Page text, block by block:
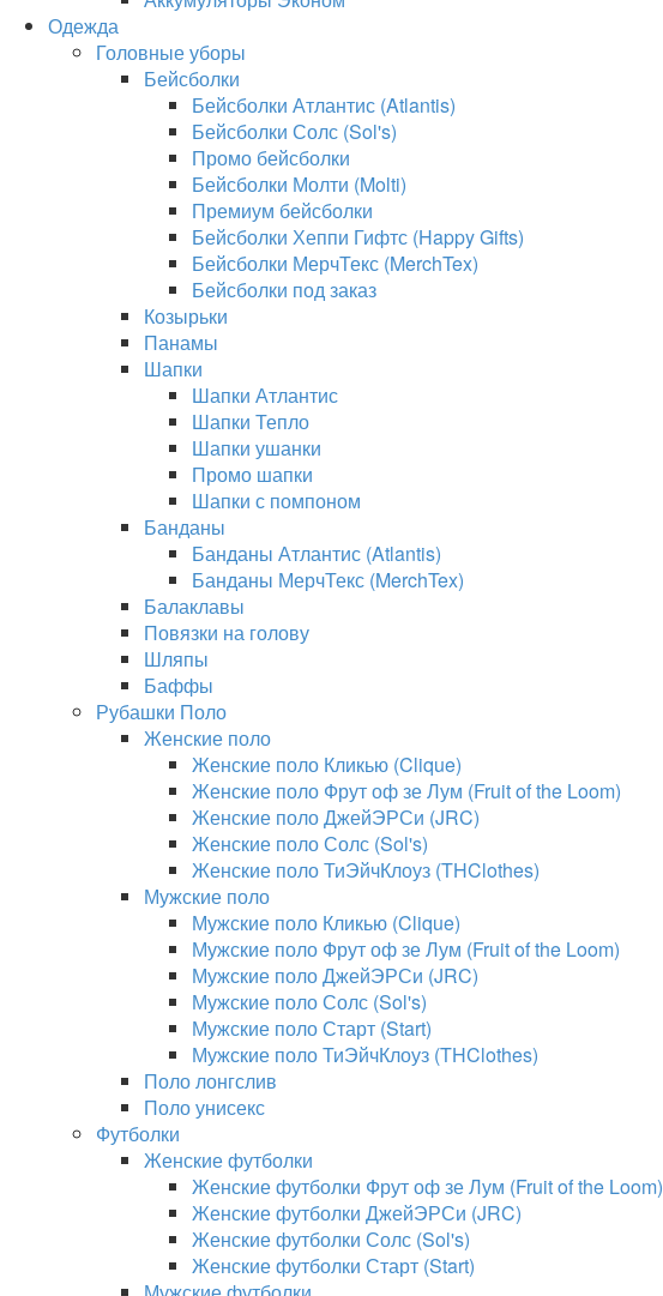
Одежда
Головные уборы
Бейсболки
Бейсболки Атлантис (Atlantis)
Бейсболки Солс (Sol's)
Промо бейсболки
Бейсболки Молти (Molti)
Премиум бейсболки
Бейсболки Хеппи Гифтс (Happy Gifts)
Бейсболки МерчТекс (MerchTex)
Бейсболки под заказ
Козырьки
Панамы
Шапки
Шапки Атлантис
Шапки Тепло
Шапки ушанки
Промо шапки
Шапки с помпоном
Банданы
Банданы Атлантис (Atlantis)
Банданы МерчТекс (MerchTex)
Балаклавы
Повязки на голову
Шляпы
Баффы
Рубашки Поло
Женские поло
Женские поло Кликью (Clique)
Женские поло Фрут оф зе Лум (Fruit of the Loom)
Женские поло ДжейЭРСи (JRC)
Женские поло Солс (Sol's)
Женские поло ТиЭйчКлоуз (THClothes)
Мужские поло
Мужские поло Кликью (Clique)
Мужские поло Фрут оф зе Лум (Fruit of the Loom)
Мужские поло ДжейЭРСи (JRC)
Мужские поло Солс (Sol's)
Мужские поло Старт (Start)
Мужские поло ТиЭйчКлоуз (THClothes)
Поло лонгслив
Поло унисекс
Футболки
Женские футболки
Женские футболки Фрут оф зе Лум (Fruit of the Loom)
Женские футболки ДжейЭРСи (JRC)
Женские футболки Солс (Sol's)
Женские футболки Старт (Start)